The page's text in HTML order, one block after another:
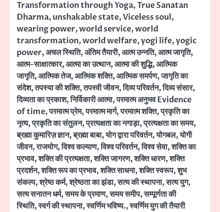
Transformation through Yoga,True Sanatan
Dharma,unshakable state,Viceless soul,
wearing power,world service,world
transformation,world welfare,yogi life,yogic
power,अचल स्थिति,अंतिम तैयारी,आत्म उन्नति,आत्म जागृति,
आत्म-साक्षात्कार,आत्मा का उत्थान,आत्मा की शुद्धि,आत्मिक
जागृति,आत्मिक तेज,आत्मिक शक्ति,आत्मिक समर्पण,जागृति का
संदेश,तपस्या की शक्ति,तपस्वी जीवन,दिव्य परिवर्तन,दिव्य संसार,
दिव्यता का प्रकाश,निर्विकारी आत्मा,परमात्म अनुभव Evidence
of time,परमात्म प्रेम,परमात्म मार्ग,परमात्म शक्ति,प्रकृति का
नृत्य,प्रकृति का संतुलन,प्रत्यक्षता का नगाड़ा,प्रत्यक्षता का समय,
ब्रह्मा कुमारिज़ ज्ञान,ब्रह्मा बाबा,योग द्वारा परिवर्तन,योगबल,योगी
जीवन,राजयोग,विश्व कल्याण,विश्व परिवर्तन,विश्व सेवा,शक्ति का
प्रभाव,शक्ति की प्रत्यक्षता,शक्ति जागरण,शक्ति धारण,शक्ति
प्रदर्शन,शक्ति रूप का प्रभाव,शक्ति साधना,शक्ति स्वरूप,शुभ
संकल्प,श्रेष्ठ कर्म,श्रेष्ठता का झंडा,सत्य की स्थापना,सत्य युग,
सत्य सनातन धर्म,समय के प्रमाण,समय समीप,सम्पूर्णता की
स्थिति,स्वर्ग की स्थापना,स्वर्णिम भविष्य.,स्वर्णिम युग की तैयारी